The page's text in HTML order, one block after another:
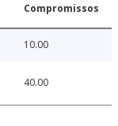
Compromissos
10.00
40.00